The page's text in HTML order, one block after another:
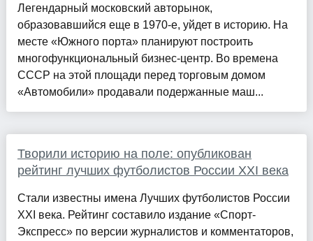
Легендарный московский авторынок,
образовавшийся еще в 1970-е, уйдет в историю. На
месте «Южного порта» планируют построить
многофункциональный бизнес-центр. Во времена
СССР на этой площади перед торговым домом
«Автомобили» продавали подержанные маш...
Творили историю на поле: опубликован
рейтинг лучших футболистов России XXI века
Стали известны имена Лучших футболистов России
XXI века. Рейтинг составило издание «Спорт-
Экспресс» по версии журналистов и комментаторов,